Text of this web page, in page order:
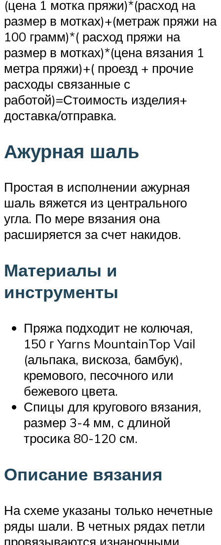
(цена 1 мотка пряжи)*(расход на
размер в мотках)+(метраж пряжи на
100 грамм)*( расход пряжи на
размер в мотках)*(цена вязания 1
метра пряжи)+( проезд + прочие
расходы связанные с
работой)=Стоимость изделия+
доставка/отправка.
Ажурная шаль
Простая в исполнении ажурная
шаль вяжется из центрального
угла. По мере вязания она
расширяется за счет накидов.
Материалы и
инструменты
Пряжа подходит не колючая,
150 г Yarns MountainTop Vail
(альпака, вискоза, бамбук),
кремового, песочного или
бежевого цвета.
Спицы для кругового вязания,
размер 3-4 мм, с длиной
тросика 80-120 см.
Описание вязания
На схеме указаны только нечетные
ряды шали. В четных рядах петли
провязываются изнаночными.